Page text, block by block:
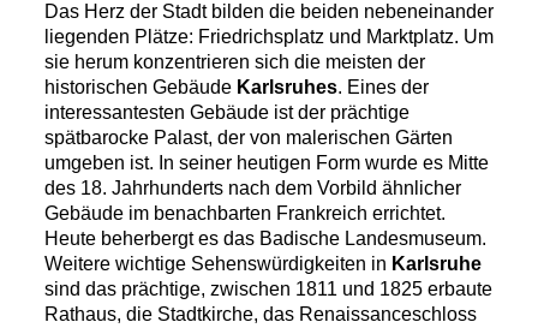
Das Herz der Stadt bilden die beiden nebeneinander
liegenden Plätze: Friedrichsplatz und Marktplatz. Um
sie herum konzentrieren sich die meisten der
historischen Gebäude Karlsruhes. Eines der
interessantesten Gebäude ist der prächtige
spätbarocke Palast, der von malerischen Gärten
umgeben ist. In seiner heutigen Form wurde es Mitte
des 18. Jahrhunderts nach dem Vorbild ähnlicher
Gebäude im benachbarten Frankreich errichtet.
Heute beherbergt es das Badische Landesmuseum.
Weitere wichtige Sehenswürdigkeiten in Karlsruhe
sind das prächtige, zwischen 1811 und 1825 erbaute
Rathaus, die Stadtkirche, das Renaissanceschloss